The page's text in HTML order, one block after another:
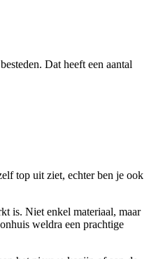
Dat heeft een aantal
top uit ziet, echter ben je ook
is. Niet enkel materiaal, maar
weldra een prachtige